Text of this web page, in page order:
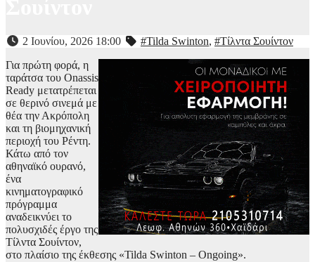
2 Ιουνίου, 2026 18:00 #Tilda Swinton, #Τίλντα Σουίντον
Για πρώτη φορά, η
ταράτσα του Onassis
Ready μετατρέπεται
σε θερινό σινεμά με
θέα την Ακρόπολη
και τη βιομηχανική
περιοχή του Ρέντη.
Κάτω από τον
αθηναϊκό ουρανό,
ένα
κινηματογραφικό
πρόγραμμα
αναδεικνύει το
πολυσχιδές έργο της
Τίλντα Σουίντον,
στο πλαίσιο της έκθεσης «Tilda Swinton – Ongoing».